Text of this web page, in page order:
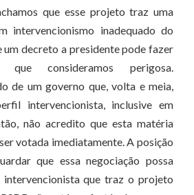
que esse projeto traz uma
intervencionismo inadequado do
um decreto a presidente pode fazer
que consideramos perigosa.
de um governo que, volta e meia,
intervencionista, inclusive em
não acredito que esta matéria
votada imediatamente. A posição
que essa negociação possa
intervencionista que traz o projeto